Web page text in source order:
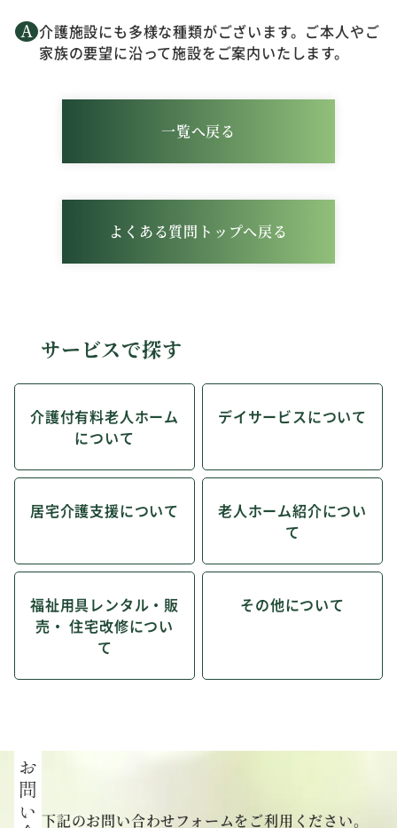
介護施設にも多様な種類がございます。ご本人やご
家族の要望に沿って施設をご案内いたします。
一覧へ戻る
よくある質問トップへ戻る
サービスで探す
介護付有料老人ホーム
について
デイサービスについて
居宅介護支援について
老人ホーム紹介につい
て
福祉用具レンタル・販
売・ 住宅改修につい
て
その他について
下記のお問い合わせフォームをご利用ください。